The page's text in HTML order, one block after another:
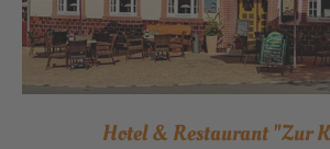
Hotel & Restaurant "Zur